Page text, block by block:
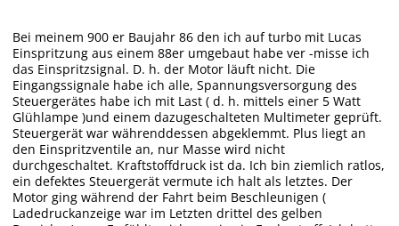
Bei meinem 900 er Baujahr 86 den ich auf turbo mit Lucas
Einspritzung aus einem 88er umgebaut habe ver -misse ich
das Einspritzsignal. D. h. der Motor läuft nicht. Die
Eingangssignale habe ich alle, Spannungsversorgung des
Steuergerätes habe ich mit Last ( d. h. mittels einer 5 Watt
Glühlampe )und einem dazugeschalteten Multimeter geprüft.
Steuergerät war währenddessen abgeklemmt. Plus liegt an
den Einspritzventile an, nur Masse wird nicht
durchgeschaltet. Kraftstoffdruck ist da. Ich bin ziemlich ratlos,
ein defektes Steuergerät vermute ich halt als letztes. Der
Motor ging während der Fahrt beim Beschleunigen (
Ladedruckanzeige war im Letzten drittel des gelben